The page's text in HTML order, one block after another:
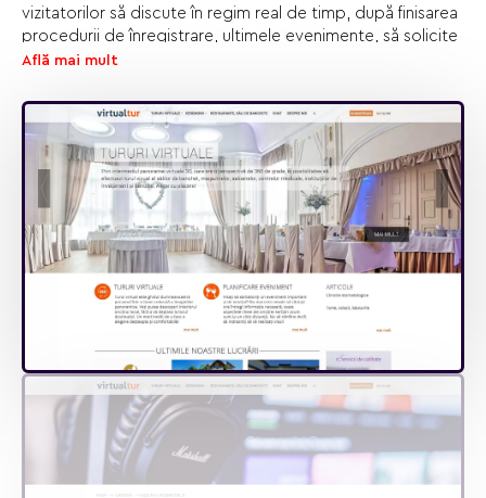
vizitatorilor să discute în regim real de timp, după finisarea
procedurii de înregistrare, ultimele evenimente, să solicite
avizele și sfaturile unul altuia. Vizitatorii site-ului pot primi în
companii sunt prevăzute 3 tipuri de plasamente care sunt
reglementate de pe panoul de gestionare a site-ului.
Site-ul este realizat în trei limbi pentru a prezenta mult mai
complet și clar informația tuturor vizitatorilor site-ului.
Află mai mult